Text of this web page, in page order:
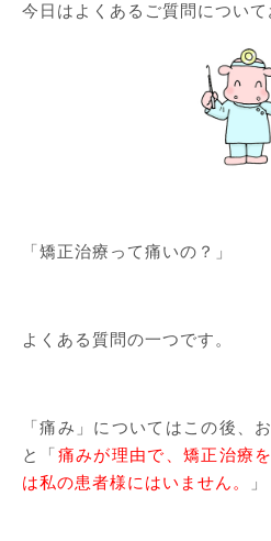
今日はよくあるご質問について
「矯正治療って痛いの？」
よくある質問の一つです。
「痛み」についてはこの後、
と「痛みが理由で、矯正治療
は私の患者様にはいません。
」